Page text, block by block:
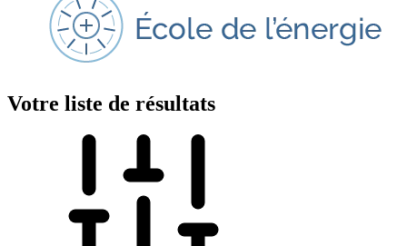
Votre liste de résultats